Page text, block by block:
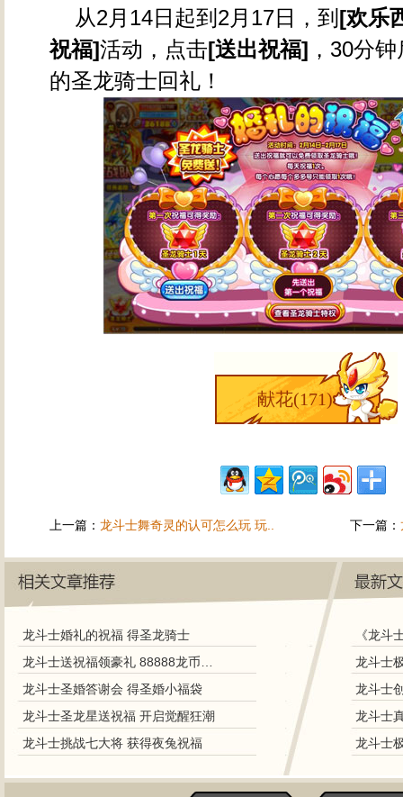
从2月14日起到2月17日，到 [欢乐
祝福]活动，点击[送出祝福] ，30分
的圣龙骑士回礼！
献花(171)
上一篇： 龙斗士舞奇灵的认可怎么玩 玩.. 下一篇：
龙斗士婚礼的祝福 得圣龙骑士
龙斗士送祝福领豪礼 88888龙币碎片
龙斗士圣婚答谢会 得圣婚小福袋
龙斗士圣龙星送祝福 开启觉醒狂潮
龙斗士挑战七大将 获得夜兔祝福
《龙斗
龙斗士